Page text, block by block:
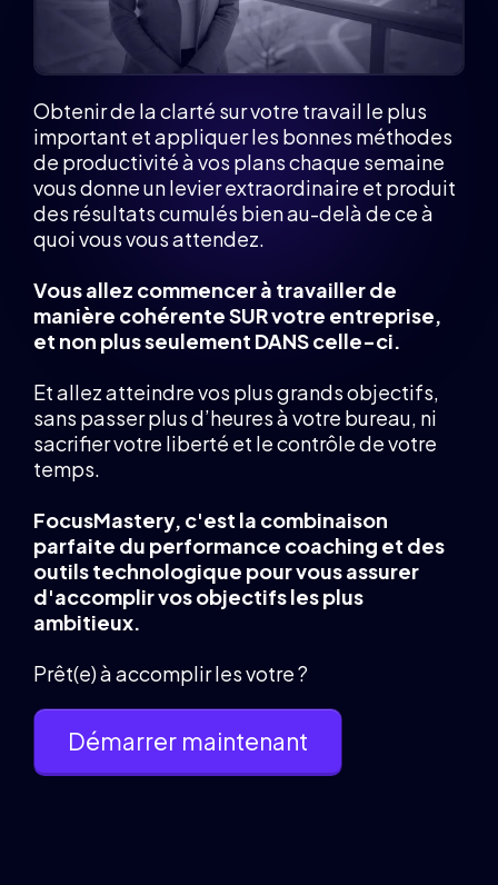
Obtenir de la clarté sur votre travail le plus
important et appliquer les bonnes méthodes
de productivité à vos plans chaque semaine
vous donne un levier extraordinaire et produit
des résultats cumulés bien au-delà de ce à
quoi vous vous attendez.
Vous allez commencer à travailler de
manière cohérente SUR votre entreprise,
et non plus seulement DANS celle-ci.
Et allez atteindre vos plus grands objectifs,
sans passer plus d’heures à votre bureau, ni
sacrifier votre liberté et le contrôle de votre
temps.
FocusMastery, c'est la combinaison
parfaite du performance coaching et des
outils technologique pour vous assurer
d'accomplir vos objectifs les plus
ambitieux.
Prêt(e) à accomplir les votre ?
Démarrer maintenant